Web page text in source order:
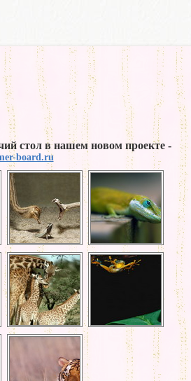
стол в нашем новом проекте -
board.ru